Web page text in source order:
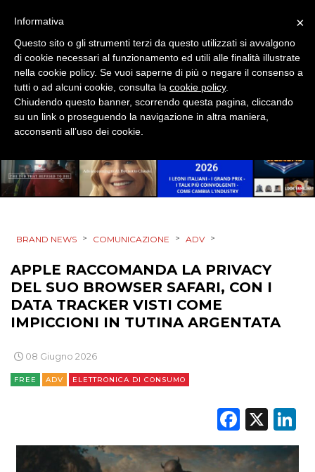
DIGITALE
EDITORIA
ESTERNA
RADIO / AUDIO
TV
DATI
RICERCHE
PREVISIONI/SCENARI
NORMATIVE
OPINIONI
BRAND NEWS > COMUNICAZIONE > ADV >
APPLE RACCOMANDA LA PRIVACY
DEL SUO BROWSER SAFARI, CON I
DATA TRACKER VISTI COME
IMPICCIONI IN TUTINA ARGENTATA
08 Giugno 2026
FREE ADV ELETTRONICA DI CONSUMO
X
×
Informativa
Questo sito o gli strumenti terzi da questo utilizzati si avvalgono
di cookie necessari al funzionamento ed utili alle finalità illustrate
nella cookie policy. Se vuoi saperne di più o negare il consenso a
tutti o ad alcuni cookie, consulta la cookie policy.
Chiudendo questo banner, scorrendo questa pagina, cliccando
su un link o proseguendo la navigazione in altra maniera,
acconsenti all’uso dei cookie.